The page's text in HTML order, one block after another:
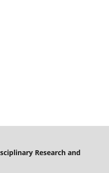
Research and